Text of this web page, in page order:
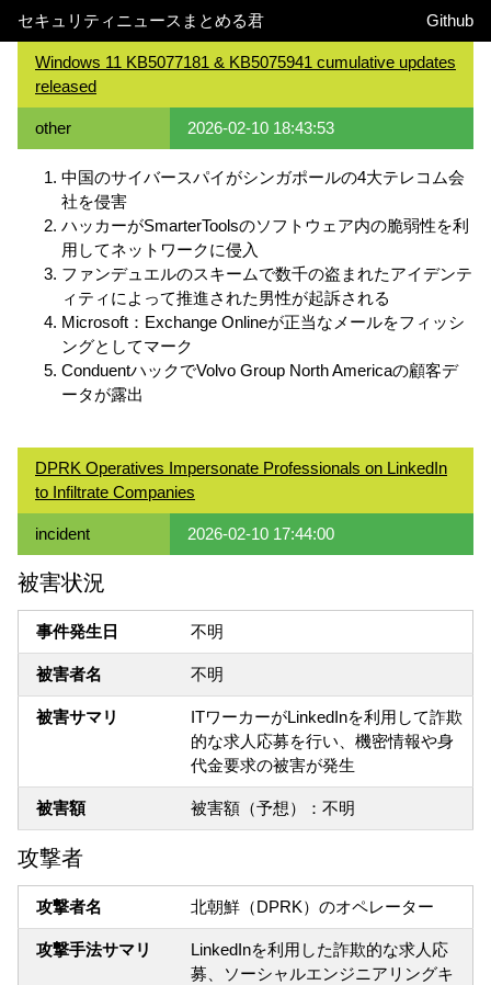
セキュリティニュースまとめる君 Github
Windows 11 KB5077181 & KB5075941 cumulative updates
released
other 2026-02-10 18:43:53
中国のサイバースパイがシンガポールの4大テレコム会
社を侵害
ハッカーがSmarterToolsのソフトウェア内の脆弱性を利
用してネットワークに侵入
ファンデュエルのスキームで数千の盗まれたアイデンテ
ィティによって推進された男性が起訴される
Microsoft：Exchange Onlineが正当なメールをフィッシ
ングとしてマーク
ConduentハックでVolvo Group North Americaの顧客デ
ータが露出
DPRK Operatives Impersonate Professionals on LinkedIn
to Infiltrate Companies
incident 2026-02-10 17:44:00
被害状況
事件発生日 不明
被害者名 不明
被害サマリ
ITワーカーがLinkedInを利用して詐欺
的な求人応募を行い、機密情報や身
代金要求の被害が発生
被害額 被害額（予想）：不明
攻撃者
攻撃者名 北朝鮮（DPRK）のオペレーター
攻撃手法サマリ
LinkedInを利用した詐欺的な求人応
募、ソーシャルエンジニアリングキ